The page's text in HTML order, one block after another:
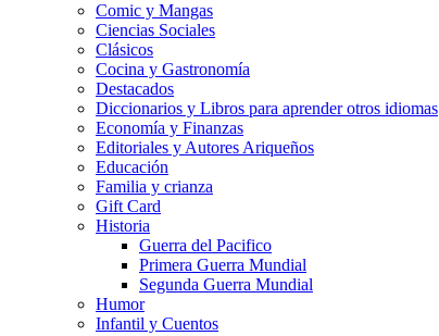
Comic y Mangas
Ciencias Sociales
Clásicos
Cocina y Gastronomía
Destacados
Diccionarios y Libros para aprender otros idiomas
Economía y Finanzas
Editoriales y Autores Ariqueños
Educación
Familia y crianza
Gift Card
Historia
Guerra del Pacifico
Primera Guerra Mundial
Segunda Guerra Mundial
Humor
Infantil y Cuentos